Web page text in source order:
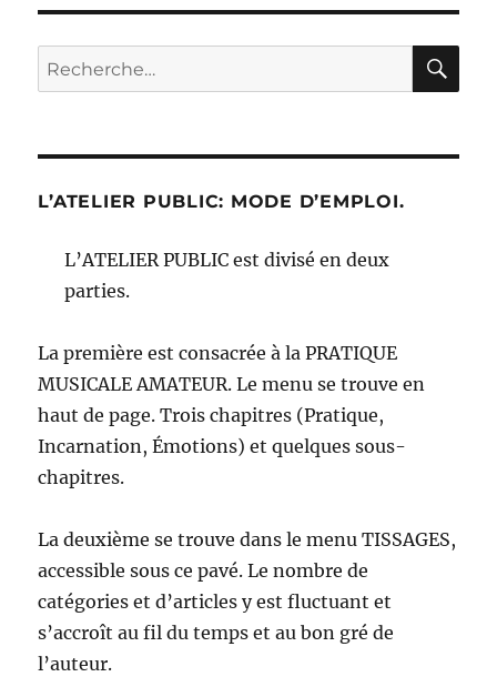
Recherche
pour :
L’ATELIER PUBLIC: MODE D’EMPLOI.
L’ATELIER PUBLIC est divisé en deux
parties.
La première est consacrée à la PRATIQUE
MUSICALE AMATEUR. Le menu se trouve en
haut de page. Trois chapitres (Pratique,
Incarnation, Émotions) et quelques sous-
chapitres.
La deuxième se trouve dans le menu TISSAGES,
accessible sous ce pavé. Le nombre de
catégories et d’articles y est fluctuant et
s’accroît au fil du temps et au bon gré de
l’auteur.